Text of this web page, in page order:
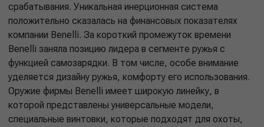
срабатывания. Уникальная инерционная система
положительно сказалась на финансовых показателях
компании Benelli. За короткий промежуток времени
Benelli заняла позицию лидера в сегменте ружья с
функцией самозарядки. В том числе, особе внимание
уделяется дизайну ружья, комфорту его использования.
Оружие фирмы Benelli имеет широкую линейку, в
которой представлены универсальные модели,
специальные винтовки, которые подходят для охоты,